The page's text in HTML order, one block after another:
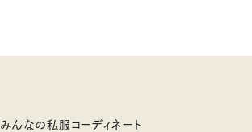
みんなの私服コーディネート